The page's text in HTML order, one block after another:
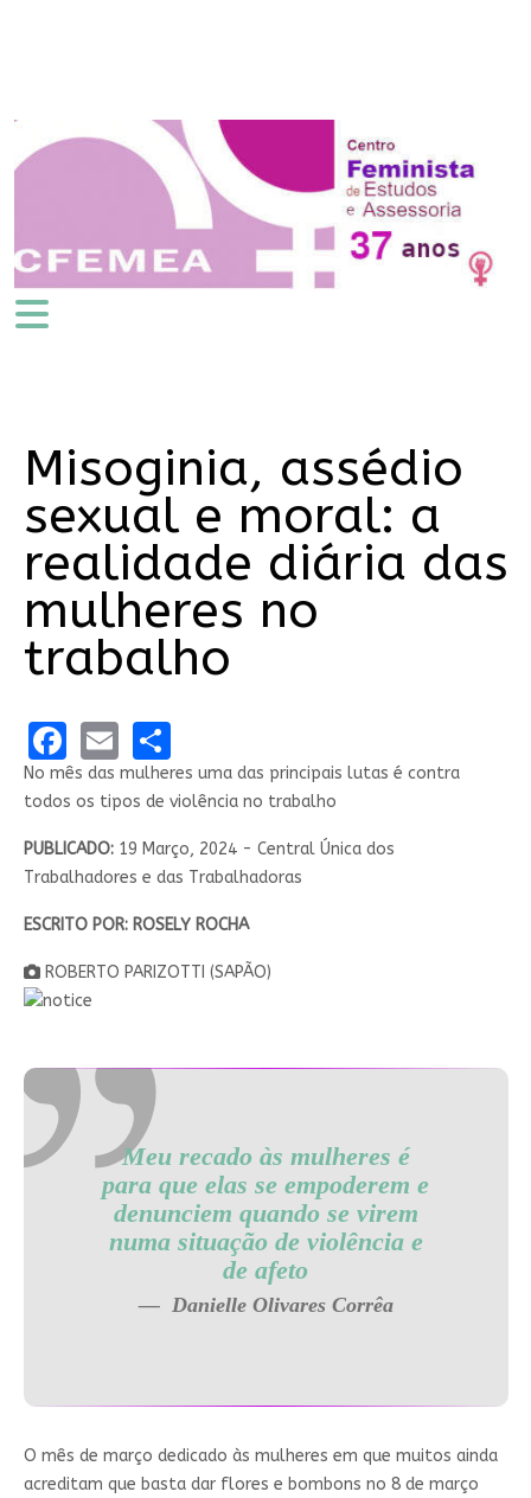
Misoginia, assédio
sexual e moral: a
realidade diária das
mulheres no
trabalho
Facebook
EmailShare
No mês das mulheres uma das principais lutas é contra
todos os tipos de violência no trabalho
PUBLICADO:19 Março, 2024 - Central Única dos
Trabalhadores e das Trabalhadoras
ESCRITO POR: ROSELY ROCHA
ROBERTO PARIZOTTI (SAPÃO)
Meu recado às mulheres é
para que elas se empoderem e
denunciem quando se virem
numa situação de violência e
de afeto
Danielle Olivares Corrêa
O mês de março dedicado às mulheres em que muitos ainda
acreditam que basta dar flores e bombons no 8 de março